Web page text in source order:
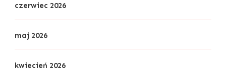
czerwiec 2026
maj 2026
kwiecień 2026